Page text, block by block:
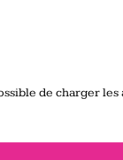
de charger les